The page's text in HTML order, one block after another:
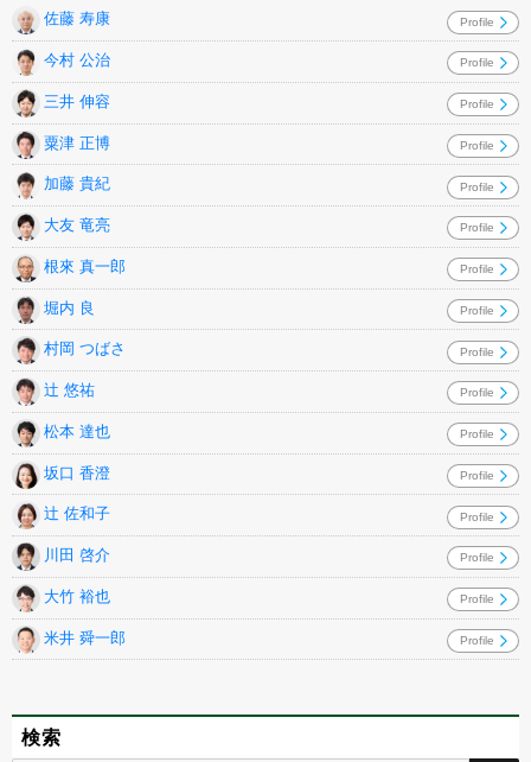
佐藤 寿康 Profile
今村 公治 Profile
三井 伸容 Profile
粟津 正博 Profile
加藤 貴紀 Profile
大友 竜亮 Profile
根來 真一郎 Profile
堀内 良 Profile
村岡 つばさ Profile
辻 悠祐 Profile
松本 達也 Profile
坂口 香澄 Profile
辻 佐和子 Profile
川田 啓介 Profile
大竹 裕也 Profile
米井 舜一郎 Profile
検索